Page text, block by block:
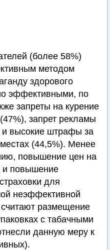
(более 58%)
методом
здорового
эффективными, по
запреты на курение
запрет рекламы
и высокие штрафы за
(44,5%). Менее
повышение цен на
и повышение
для
неэффективной
размещение
с табачными
данную меру к